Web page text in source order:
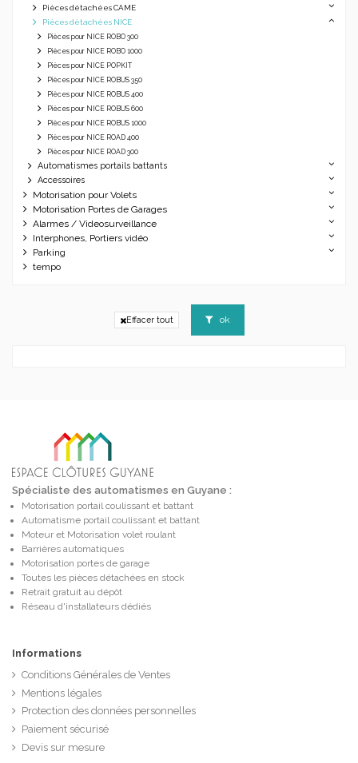
Pièces détachées CAME
Pièces détachées NICE
Pièces pour NICE ROBO 300
Pièces pour NICE ROBO 1000
Pièces pour NICE POPKIT
Pièces pour NICE ROBUS 350
Pièces pour NICE ROBUS 400
Pièces pour NICE ROBUS 600
Pièces pour NICE ROBUS 1000
Pièces pour NICE ROAD 400
Pièces pour NICE ROAD 300
Automatismes portails battants
Accessoires
Motorisation pour Volets
Motorisation Portes de Garages
Alarmes / Videosurveillance
Interphones, Portiers vidéo
Parking
tempo
Effacer tout ok
Spécialiste des automatismes en Guyane :
Motorisation portail coulissant et battant
Automatisme portail coulissant et battant
Moteur et Motorisation volet roulant
Barrières automatiques
Motorisation portes de garage
Toutes les pièces détachées en stock
Retrait gratuit au dépôt
Réseau d'installateurs dédiés
Informations
Conditions Générales de Ventes
Mentions légales
Protection des données personnelles
Paiement sécurisé
Devis sur mesure